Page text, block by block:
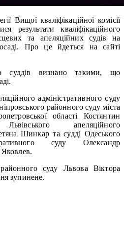
Вищої кваліфікаційної комісії
результати кваліфікаційного
та апеляційних судів на
Про це йдеться на сайті
суддів визнано такими, що
адміністративного суду
районного суду міста
області Костянтин
апеляційного
Шинкар та судді Одеського
суду Олександр
суду Львова Віктора
зупинене.